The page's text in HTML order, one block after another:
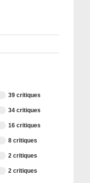
39 critiques
34 critiques
16 critiques
8 critiques
2 critiques
2 critiques